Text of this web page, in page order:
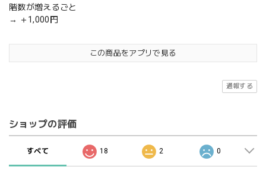
階数が増えるごと
→ ＋1,000円
この商品をアプリで見る
通報する
ショップの評価
すべて 18 2 0